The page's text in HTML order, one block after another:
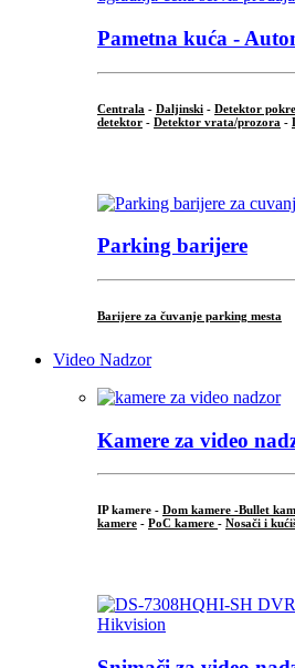
Pametna kuća -
Centrala - Daljinski - Detektor
detektor - Detektor vrata/prozora -
Parking barijere
Barijere za čuvanje parking mesta
Video Nadzor
Kamere za video
IP kamere - Dom kamere -Bullet
kamere - PoC kamere - Nosači i